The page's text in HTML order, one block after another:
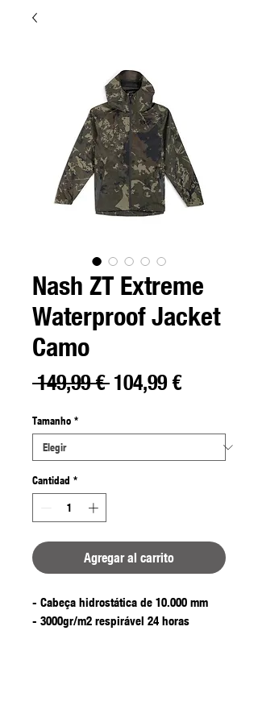
Nash ZT Extreme
Waterproof Jacket
Camo
149,99 € Precio
104,99 €Precio
oferta
Tamanho *
Cantidad *
Agregar al carrito
- Cabeça hidrostática de 10.000 mm
- 3000gr/m2 respirável 24 horas